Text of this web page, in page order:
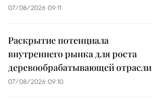
07/08/2026 09:11
Раскрытие потенциала
внутреннего рынка для роста
деревообрабатывающей отрасли
07/08/2026 09:10